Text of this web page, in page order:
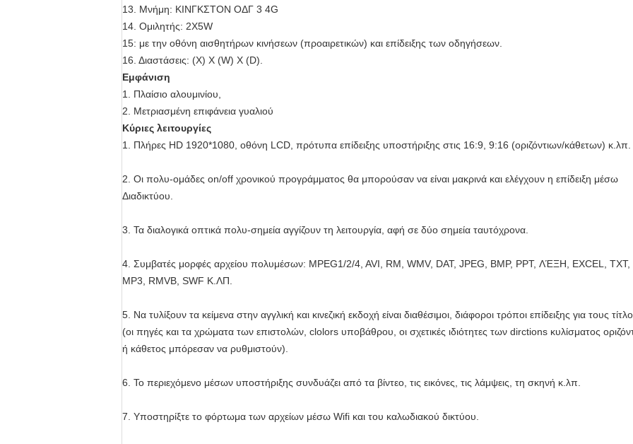
13. Μνήμη: ΚΙΝΓΚΣΤΟΝ ΟΔΓ 3 4G
14. Ομιλητής: 2X5W
15: με την οθόνη αισθητήρων κινήσεων (προαιρετικών) και επίδειξης των οδηγήσεων.
16. Διαστάσεις: (Χ) Χ (W) Χ (D).
Εμφάνιση
1. Πλαίσιο αλουμινίου,
2. Μετριασμένη επιφάνεια γυαλιού
Κύριες λειτουργίες
1. Πλήρες HD 1920*1080, οθόνη LCD, πρότυπα επίδειξης υποστήριξης στις 16:9, 9:16 (οριζόντιων/κάθετων) κ.λπ.
2. Οι πολυ-ομάδες on/off χρονικού προγράμματος θα μπορούσαν να είναι μακρινά και ελέγχουν η επίδειξη μέσω
Διαδικτύου.
3. Τα διαλογικά οπτικά πολυ-σημεία αγγίζουν τη λειτουργία, αφή σε δύο σημεία ταυτόχρονα.
4. Συμβατές μορφές αρχείου πολυμέσων: MPEG1/2/4, AVI, RM, WMV, DAT, JPEG, BMP, PPT, ΛΈΞΗ, EXCEL, TXT,
MP3, RMVB, SWF Κ.ΛΠ.
5. Να τυλίξουν τα κείμενα στην αγγλική και κινεζική εκδοχή είναι διαθέσιμοι, διάφοροι τρόποι επίδειξης για τους
(οι πηγές και τα χρώματα των επιστολών, clolors υποβάθρου, οι σχετικές ιδιότητες των dirctions κυλίσματος
ή κάθετος μπόρεσαν να ρυθμιστούν).
6. Το περιεχόμενο μέσων υποστήριξης συνδυάζει από τα βίντεο, τις εικόνες, τις λάμψεις, τη σκηνή κ.λπ.
7. Υποστηρίξτε το φόρτωμα των αρχείων μέσω Wifi και του καλωδιακού δικτύου.